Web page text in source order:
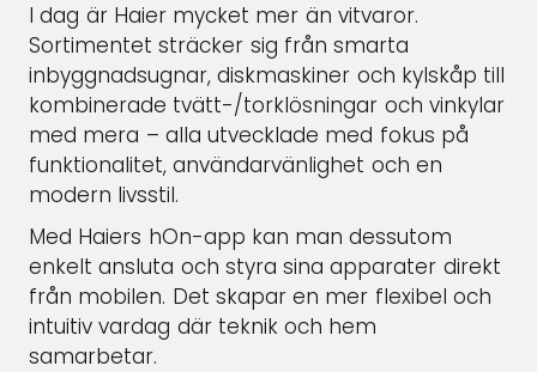
I dag är Haier mycket mer än vitvaror.
Sortimentet sträcker sig från smarta
inbyggnadsugnar, diskmaskiner och kylskåp till
kombinerade tvätt-/torklösningar och vinkylar
med mera – alla utvecklade med fokus på
funktionalitet, användarvänlighet och en
modern livsstil.
Med Haiers hOn-app kan man dessutom
enkelt ansluta och styra sina apparater direkt
från mobilen. Det skapar en mer flexibel och
intuitiv vardag där teknik och hem
samarbetar.